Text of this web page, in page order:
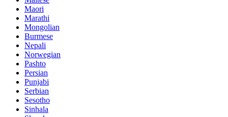
Maori
Marathi
Mongolian
Burmese
Nepali
Norwegian
Pashto
Persian
Punjabi
Serbian
Sesotho
Sinhala